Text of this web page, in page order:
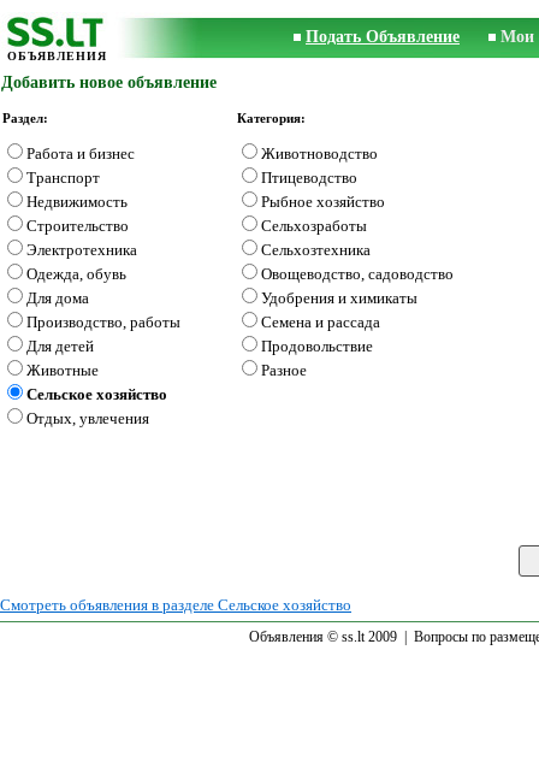
ОБЪЯВЛЕНИЯ
Подать Объявление Мои
Добавить новое объявление
Раздел:
Работа и бизнес
Транспорт
Недвижимость
Строительство
Электротехника
Одежда, обувь
Для дома
Производство, работы
Для детей
Животные
Сельское хозяйство
Отдых, увлечения
Категория:
Животноводство
Птицеводство
Рыбное хозяйство
Сельхозработы
Сельхозтехника
Овощеводство, садоводство
Удобрения и химикаты
Семена и рассада
Продовольствие
Разное
Смотреть объявления в разделе Сельское хозяйство
Объявления © ss.lt 2009 | Вопросы по